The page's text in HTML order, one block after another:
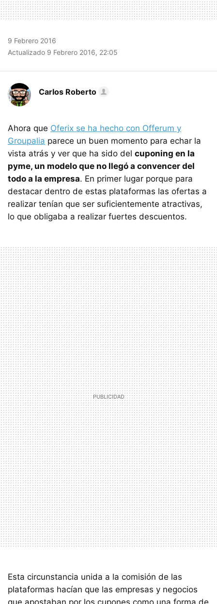
9 Febrero 2016
Actualizado 9 Febrero 2016, 22:05
Carlos Roberto
Ahora que Oferix se ha hecho con Offerum y
Groupalia parece un buen momento para echar la
vista atrás y ver que ha sido del cuponing en la
pyme, un modelo que no llegó a convencer del
todo a la empresa. En primer lugar porque para
destacar dentro de estas plataformas las ofertas a
realizar tenían que ser suficientemente atractivas,
lo que obligaba a realizar fuertes descuentos.
Esta circunstancia unida a la comisión de las
plataformas hacían que las empresas y negocios